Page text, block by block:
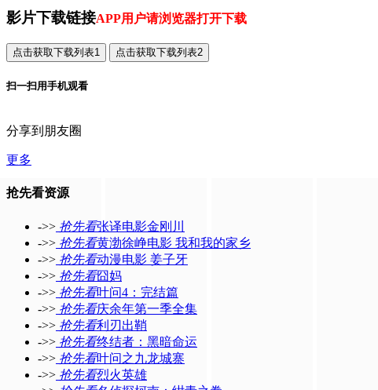
影片下载链接APP用户请浏览器打开下载
扫一扫用手机观看
分享到朋友圈
更多
抢先看资源
->> 抢先看张译电影金刚川
->> 抢先看黄渤徐峥电影 我和我的家乡
->> 抢先看动漫电影 姜子牙
->> 抢先看囧妈
->> 抢先看叶问4：完结篇
->> 抢先看庆余年第一季全集
->> 抢先看利刃出鞘
->> 抢先看终结者：黑暗命运
->> 抢先看叶问之九龙城寨
->> 抢先看烈火英雄